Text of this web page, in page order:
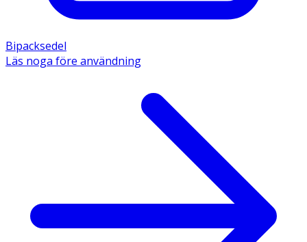
Bipacksedel
Läs noga före användning